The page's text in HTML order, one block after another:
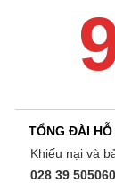
TỔNG ĐÀI
Khiếu nại và
028 39 505060